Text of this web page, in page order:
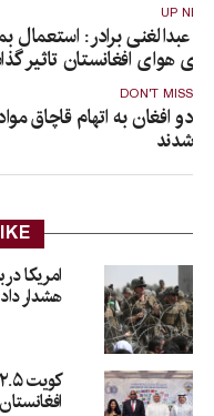
UP
عبدالغنی برادر:
هوای افغانستان تاثیر
DON'T MISS
دو افغان به اتهام قاچاق
شدند
امریکا
هشدار داد